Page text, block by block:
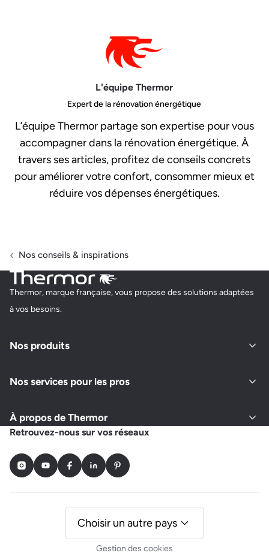
L'équipe Thermor
Expert de la rénovation énergétique
L’équipe Thermor partage son expertise pour vous
accompagner dans la rénovation énergétique. À
travers ses articles, profitez de conseils concrets
pour améliorer votre confort, consommer mieux et
réduire vos dépenses énergétiques.
Nos conseils & inspirations
Thermor, marque française, vous propose des solutions adaptées
à vos besoins.
Nos produits
Nos services pour les pros
À propos de Thermor
Retrouvez-nous sur vos réseaux
InstagramYoutubeFacebookLinkedInPinterest
Gestion des cookies
Choisir un autre pays